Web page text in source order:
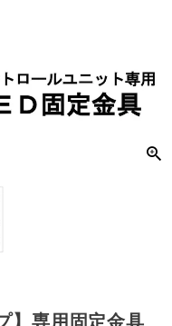
】専用固定金具